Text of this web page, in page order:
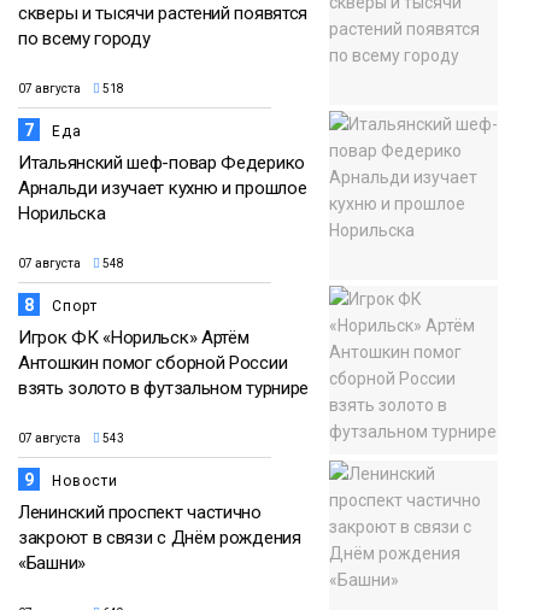
скверы и тысячи растений появятся
по всему городу
07 августа 518
7 Еда
Итальянский шеф-повар Федерико
Арнальди изучает кухню и прошлое
Норильска
07 августа 548
8 Спорт
Игрок ФК «Норильск» Артём
Антошкин помог сборной России
взять золото в футзальном турнире
07 августа 543
9 Новости
Ленинский проспект частично
закроют в связи с Днём рождения
«Башни»